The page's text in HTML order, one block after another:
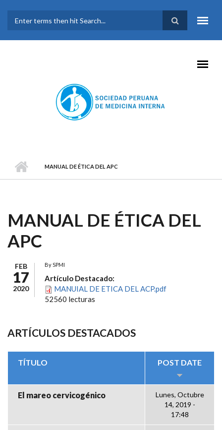
FORMULARIO DE
BÚSQUEDA
MANUAL DE ÉTICA DEL APC
MANUAL DE ÉTICA DEL
APC
FEB
17
2020
BySPMI
Artículo Destacado:
MANUIAL DE ETICA DEL ACP.pdf
52560 lecturas
ARTÍCULOS DESTACADOS
TÍTULO POST DATE
El mareo cervicogénico
Lunes, Octubre
14, 2019 -
17:48